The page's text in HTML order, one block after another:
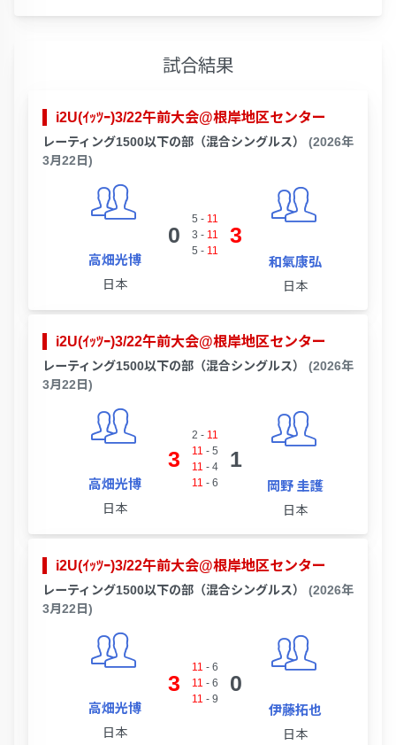
試合結果
i2U(ｲｯﾂｰ)3/22午前大会@根岸地区センター
レーティング1500以下の部（混合シングルス）
(2026年
3月22日)
高畑光博
日本
0
5 - 11
3 - 11
5 - 11
3
和氣康弘
日本
i2U(ｲｯﾂｰ)3/22午前大会@根岸地区センター
レーティング1500以下の部（混合シングルス）
(2026年
3月22日)
高畑光博
日本
3
2 - 11
11 - 5
11 - 4
11 - 6
1
岡野 圭護
日本
i2U(ｲｯﾂｰ)3/22午前大会@根岸地区センター
レーティング1500以下の部（混合シングルス）
(2026年
3月22日)
高畑光博
日本
3
11 - 6
11 - 6
11 - 9
0
伊藤拓也
日本